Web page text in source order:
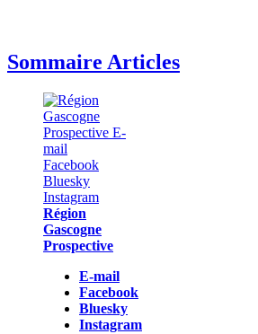
Sommaire Articles
Région
Gascogne
Prospective
E-mail
Facebook
Bluesky
Instagram